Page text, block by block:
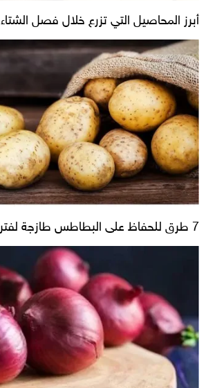
أبرز المحاصيل التي تزرع خلال فصل الشتاء
7 طرق للحفاظ على البطاطس طازجة لفترة أطول